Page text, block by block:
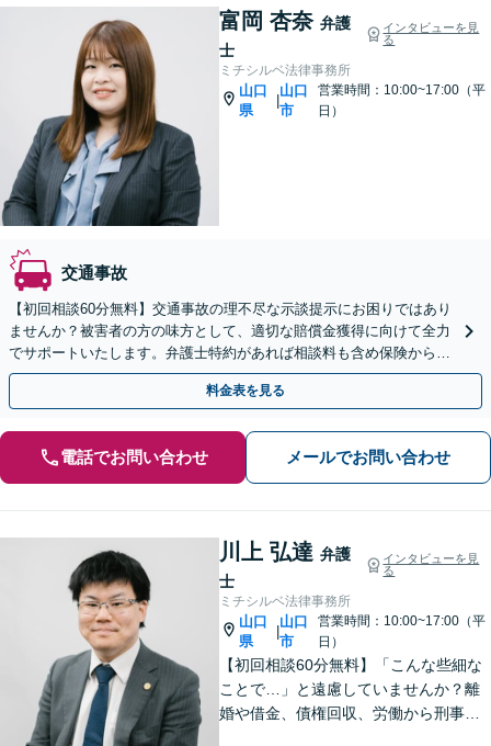
富岡 杏奈 弁護
士
インタビューを見
る
ミチシルベ法律事務所
山口
県
|
山口
市
営業時間：10:00~17:00（平
日）
交通事故
【初回相談60分無料】交通事故の理不尽な示談提示にお困りではあり
ませんか？被害者の方の味方として、適切な賠償金獲得に向けて全力
でサポートいたします。弁護士特約があれば相談料も含め保険から支
払われるため安心です。【web面談可能】
料金表を見る
電話でお問い合わせ メールでお問い合わせ
川上 弘達 弁護
士
インタビューを見
る
ミチシルベ法律事務所
山口
県
|
山口
市
営業時間：10:00~17:00（平
日）
【初回相談60分無料】「こんな些細な
ことで…」と遠慮していませんか？離
婚や借金、債権回収、労働から刑事事